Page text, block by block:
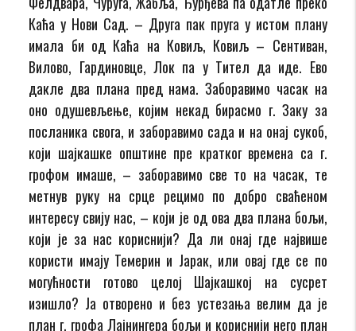
Каћа у Нови Сад. – Друга пак пруга у истом плану
имала би од Каћа на Ковиљ, Ковиљ – Сентиван,
Вилово, Гардиновце, Лок па у Тител да иде. Ево
дакле два плана пред нама. Заборавимо часак на
оно одушевљење, којим некад бирасмо г. Заку за
посланика свога, и заборавимо сада и на онај сукоб,
који шајкашке општине пре кратког времена са г.
грофом имаше, – заборавимо све то на часак, те
метнув руку на срце рецимо по добро сваћеном
интересу свију нас, – који је од ова два плана бољи,
који је за нас кориснији? Да ли онај где највише
користи имају Темерин и Јарак, или овај где се по
могућности готово целој Шајкашкој на сусрет
изишло? Ја отворено и без устезања велим да је
план г. грофа Лајнингера бољи и кориснији него план